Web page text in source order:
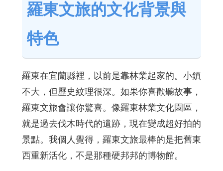
羅東文旅的文化背景與
特色
羅東在宜蘭縣裡，以前是靠林業起家的。小鎮
不大，但歷史紋理很深。如果你喜歡聽故事，
羅東文旅會讓你驚喜。像羅東林業文化園區，
就是過去伐木時代的遺跡，現在變成超好拍的
景點。我個人覺得，羅東文旅最棒的是把舊東
西重新活化，不是那種硬邦邦的博物館。